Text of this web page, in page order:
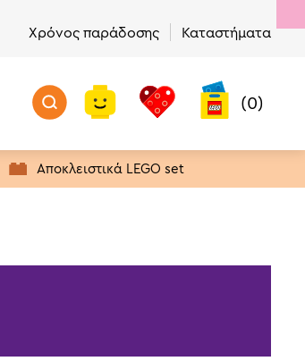
Χρόνος παράδοσης Καταστήματα
Μην Χάσετε!
Προϊόντα με Απόθεμα
Πρώτα σε Πωλήσεις
Τελευταία Ευκαιρία Αγοράς
(0)
Αποκλειστικά LEGO set